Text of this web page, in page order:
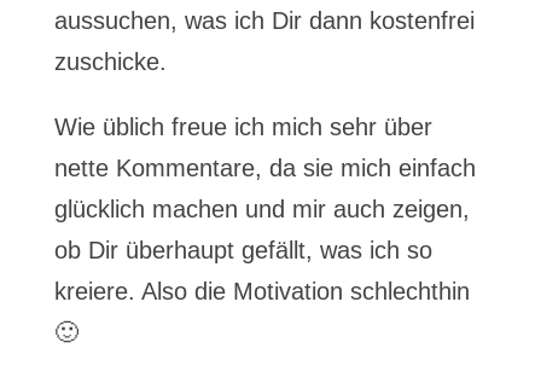
aussuchen, was ich Dir dann kostenfrei
zuschicke.
Wie üblich freue ich mich sehr über
nette Kommentare, da sie mich einfach
glücklich machen und mir auch zeigen,
ob Dir überhaupt gefällt, was ich so
kreiere. Also die Motivation schlechthin
🙂